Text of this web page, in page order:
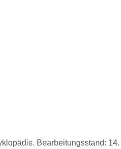
Bearbeitungsstand: